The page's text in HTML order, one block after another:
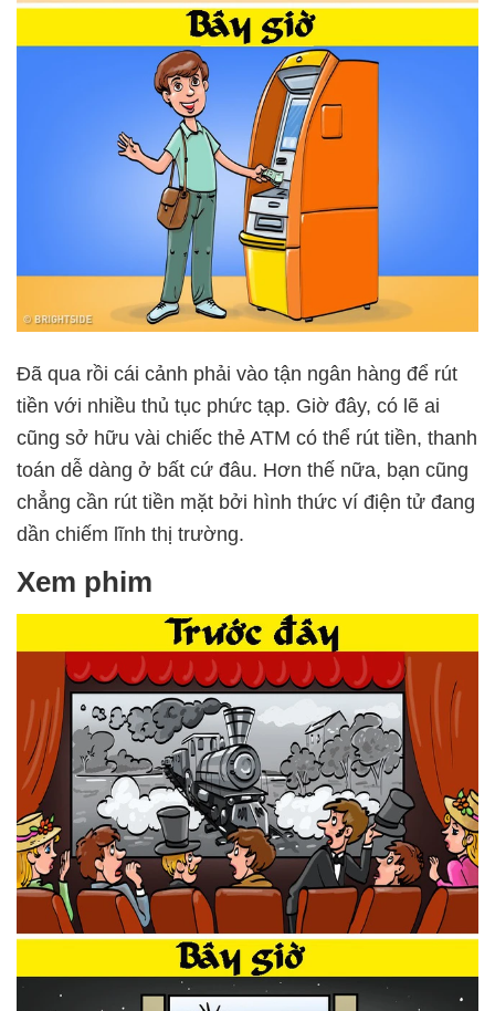
Đã qua rồi cái cảnh phải vào tận ngân hàng để rút
tiền với nhiều thủ tục phức tạp. Giờ đây, có lẽ ai
cũng sở hữu vài chiếc thẻ ATM có thể rút tiền, thanh
toán dễ dàng ở bất cứ đâu. Hơn thế nữa, bạn cũng
chẳng cần rút tiền mặt bởi hình thức ví điện tử đang
dần chiếm lĩnh thị trường.
Xem phim